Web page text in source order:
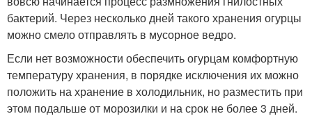
бактерий. Через несколько дней такого хранения огурцы
можно смело отправлять в мусорное ведро.
Если нет возможности обеспечить огурцам комфортную
температуру хранения, в порядке исключения их можно
положить на хранение в холодильник, но разместить при
этом подальше от морозилки и на срок не более 3 дней.